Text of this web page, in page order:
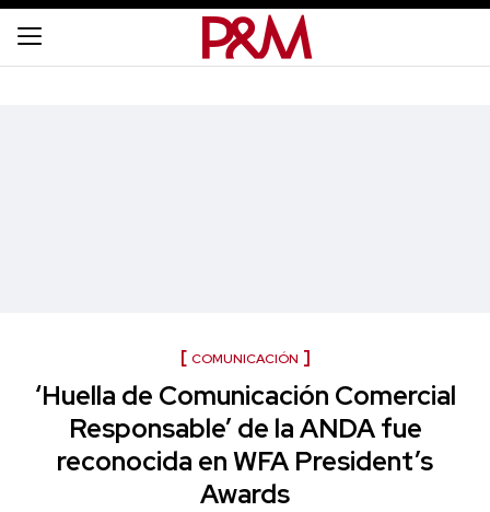
COMUNICACIÓN
‘Huella de Comunicación Comercial
Responsable’ de la ANDA fue
reconocida en WFA President’s
Awards